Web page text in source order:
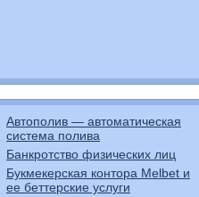
Автополив — автоматическая
система полива
Банкротство физических лиц
Букмекерская контора Melbet и
ее беттерские услуги